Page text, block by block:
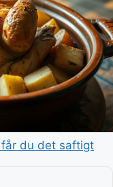
får du det saftigt